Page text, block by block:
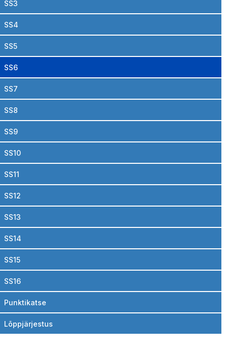
SS3
SS4
SS5
SS6
SS7
SS8
SS9
SS10
SS11
SS12
SS13
SS14
SS15
SS16
Punktikatse
Lõppjärjestus